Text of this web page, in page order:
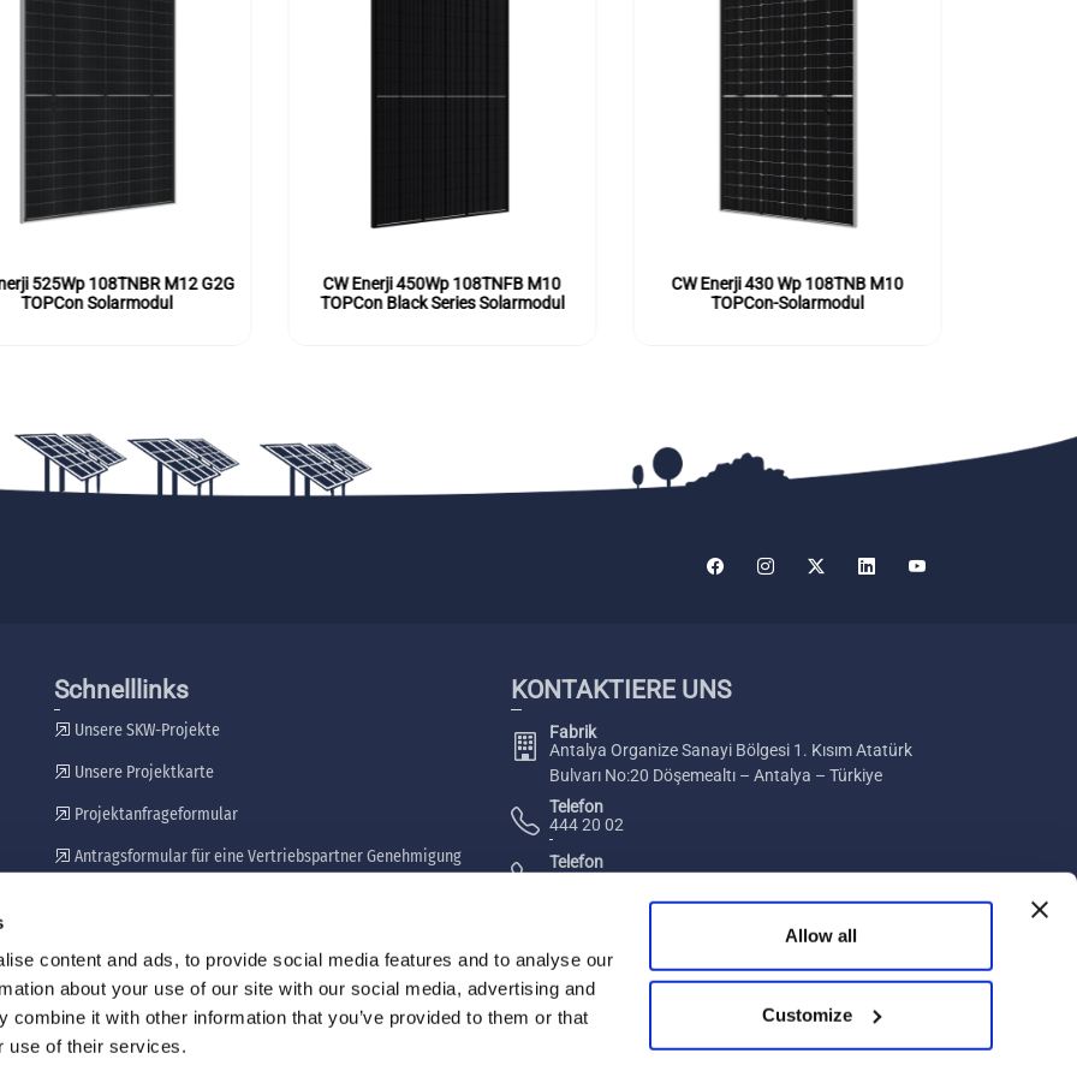
content and ads, to provide social media features and to analyse our
about your use of our site with our social media, advertising and
combine it with other information that you’ve provided to them or that
use of their services.
Allow all
Customize
Enerji 450Wp 108TNFB M10
Black Series Solarmodul
CW Enerji 430 Wp 108TNB M10
TOPCon-Solarmodul
CW Enerji 450Wp 108TNB M10
TOPCon Solarmodul
Schnelllinks
Unsere SKW-Projekte
Unsere Projektkarte
Projektanfrageformular
Antragsformular für eine Vertriebspartner Genehmigung
KONTAKTIERE UNS
Fabrik
Antalya Organize Sanayi Bölgesi 1. Kısım Atatürk
Bulvarı No:20 Döşemealtı – Antalya – Türkiye
Telefon
444 20 02
Telefon
+ 90 242 229 00 74
Email
[email protected]